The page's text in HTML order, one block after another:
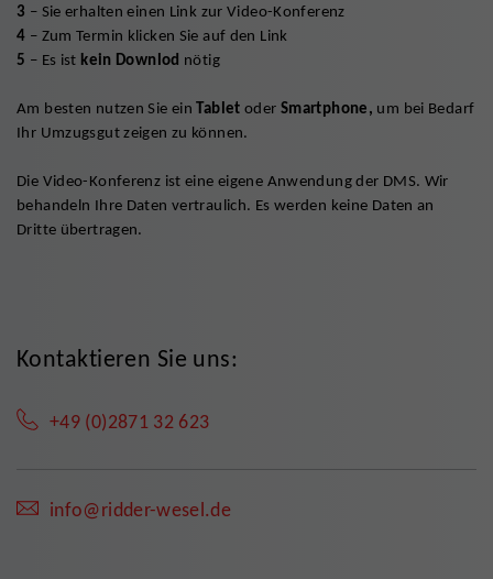
3 – Sie erhalten einen Link zur Video-Konferenz
4 – Zum Termin klicken Sie auf den Link
5 – Es ist kein Downlod nötig
Am besten nutzen Sie einTablet oder Smartphone, um bei Bedarf
Ihr Umzugsgut zeigen zu können.
Die Video-Konferenz ist eine eigene Anwendung der DMS. Wir
behandeln Ihre Daten vertraulich. Es werden keine Daten an
Dritte übertragen.
Kontaktieren Sie uns:
+49 (0)2871 32 623
info@ridder-wesel.de